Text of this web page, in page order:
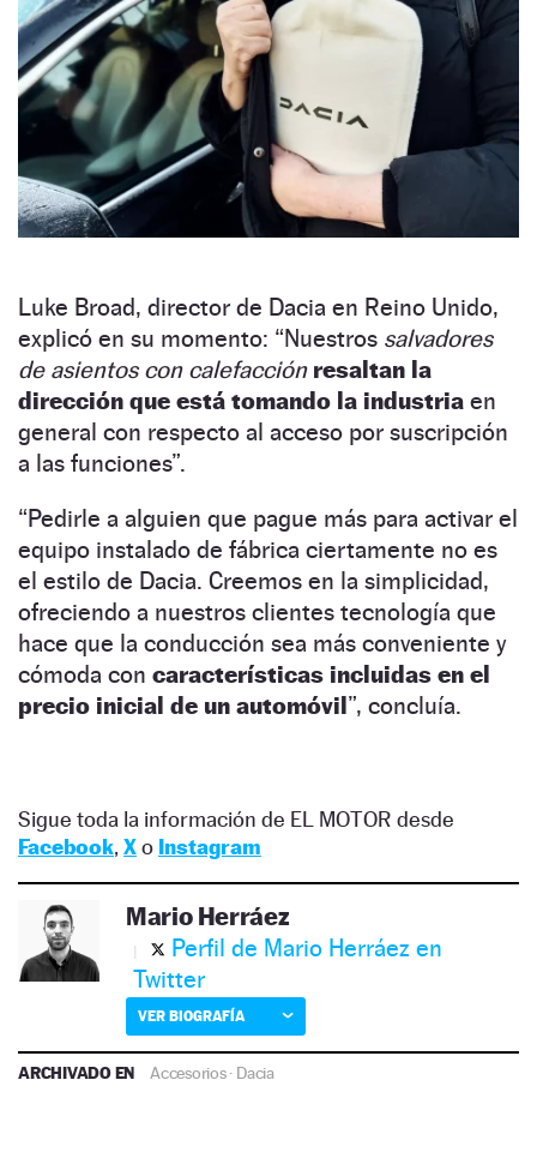
Luke Broad, director de Dacia en Reino Unido,
explicó en su momento: “Nuestros salvadores
de asientos con calefacción resaltan la
dirección que está tomando la industria en
general con respecto al acceso por suscripción
a las funciones”.
“Pedirle a alguien que pague más para activar el
equipo instalado de fábrica ciertamente no es
el estilo de Dacia. Creemos en la simplicidad,
ofreciendo a nuestros clientes tecnología que
hace que la conducción sea más conveniente y
cómoda con características incluidas en el
precio inicial de un automóvil”, concluía.
Sigue toda la información de EL MOTOR desde
Facebook, Xo Instagram
Mario Herráez
Perfil de Mario Herráez en
Twitter
VER BIOGRAFÍA
ARCHIVADO EN Accesorios· Dacia